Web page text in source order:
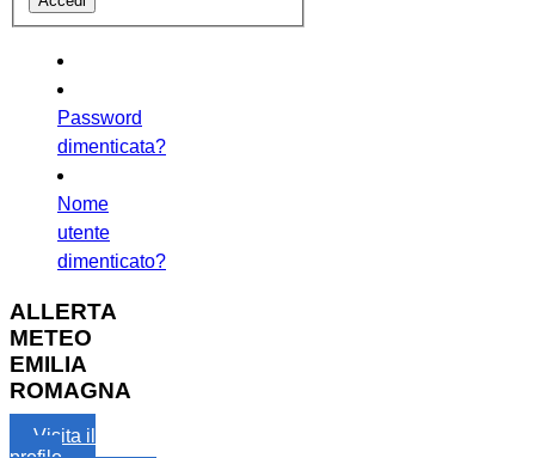
Password
dimenticata?
Nome
utente
dimenticato?
ALLERTA
METEO
EMILIA
ROMAGNA
Visita il